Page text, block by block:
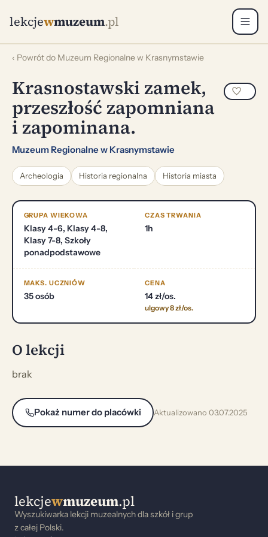
lekcjewmuzeum.pl
‹ Powrót do Muzeum Regionalne w Krasnymstawie
Krasnostawski zamek,
przeszłość zapomniana
i zapominana.
Muzeum Regionalne w Krasnymstawie
Archeologia Historia regionalna Historia miasta
GRUPA WIEKOWA
Klasy 4-6, Klasy 4-8,
Klasy 7-8, Szkoły
ponadpodstawowe
CZAS TRWANIA
1h
MAKS. UCZNIÓW
35 osób
CENA
14 zł/os.
ulgowy 8 zł/os.
O lekcji
brak
Pokaż numer do placówki Aktualizowano 03.07.2025
lekcjewmuzeum.pl
Wyszukiwarka lekcji muzealnych dla szkół i grup
z całej Polski.